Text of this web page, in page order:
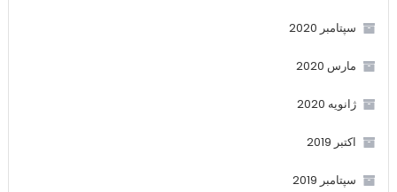
سپتامبر 2020
مارس 2020
ژانویه 2020
اکتبر 2019
سپتامبر 2019